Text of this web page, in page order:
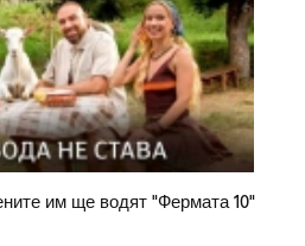
им ще водят "Фермата 10"